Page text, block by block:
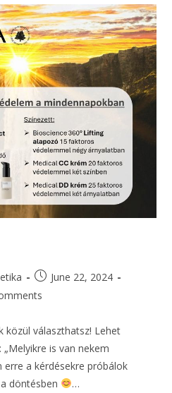
June 22, 2024
közül választhatsz! Lehet
is van nekem
erre a kérdésekre próbálok
döntésben
…